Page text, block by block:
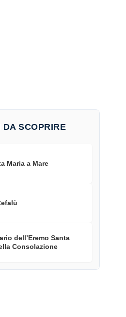
DA SCOPRIRE
Maria a Mare
dell’Eremo Santa
Consolazione